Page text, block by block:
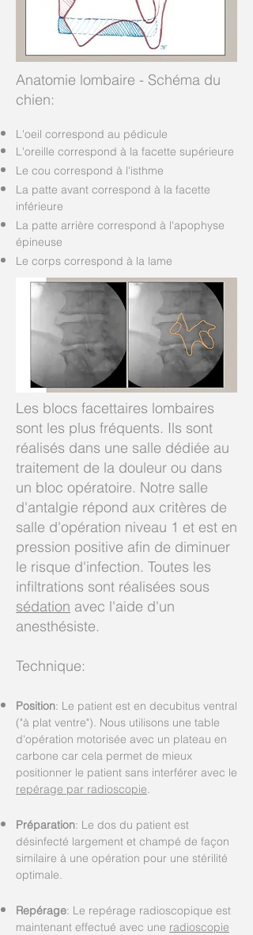
Anatomie lombaire - Schéma du
chien:
L'oeil correspond au pédicule
L'oreille correspond à la facette supérieure
Le cou correspond à l'isthme
La patte avant correspond à la facette
inférieure
La patte arrière correspond à l'apophyse
épineuse
Le corps correspond à la lame
Les blocs facettaires lombaires
sont les plus fréquents. Ils sont
réalisés dans une salle dédiée au
traitement de la douleur ou dans
un bloc opératoire. Notre salle
d'antalgie répond aux critères de
salle d'opération niveau 1 et est en
pression positive afin de diminuer
le risque d'infection. Toutes les
infiltrations sont réalisées sous
sédation avec l'aide d'un
anesthésiste.
Technique:
Position: Le patient est en decubitus ventral
("à plat ventre"). Nous utilisons une table
d'opération motorisée avec un plateau en
carbone car cela permet de mieux
positionner le patient sans interférer avec le
repérage par radioscopie.
Préparation: Le dos du patient est
désinfecté largement et champé de façon
similaire à une opération pour une stérilité
optimale.
Repérage: Le repérage radioscopique est
maintenant effectué avec une radioscopie